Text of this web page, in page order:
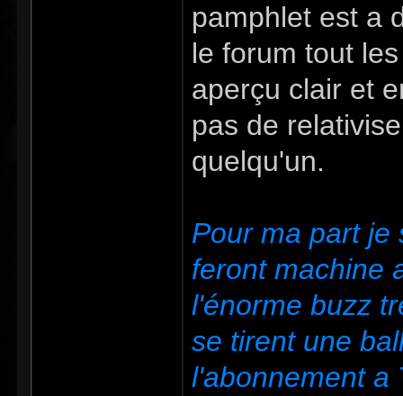
pamphlet est a
le forum tout
aperçu clair et
pas de
quelqu'un.
Pour ma part je
feront machine
l'énorme buzz
se tirent une
l'abonnement a